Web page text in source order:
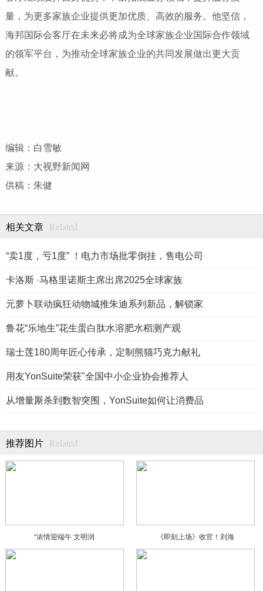
量，为更多家族企业提供更加优质、高效的服务。他坚信，
海邦国际会客厅在未来必将成为全球家族企业国际合作领域
的领军平台，为推动全球家族企业的共同发展做出更大贡
献。
编辑：白雪敏
来源：大视野新闻网
供稿：朱健
相关文章 Related
“卖1度，亏1度” ！电力市场批零倒挂，售电公司
卡洛斯 ·马格里诺斯主席出席2025全球家族
元萝卜联动疯狂动物城推朱迪系列新品，解锁家
鲁花“乐地生”花生蛋白肽水溶肥水稻测产观
瑞士莲180周年匠心传承，定制熊猫巧克力献礼
用友YonSuite荣获"全国中小企业协会推荐人
从增量厮杀到数智突围，YonSuite如何让消费品
推荐图片 Related
“浓情迎端午 文明润 《即刻上场》收官！刘海